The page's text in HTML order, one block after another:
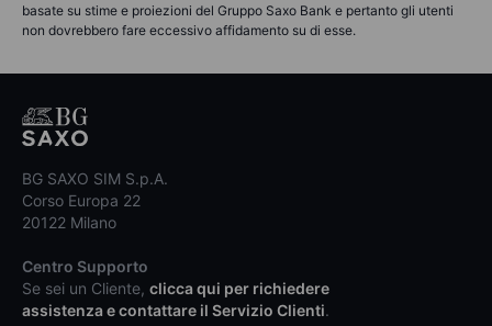
basate su stime e proiezioni del Gruppo Saxo Bank e pertanto gli utenti
non dovrebbero fare eccessivo affidamento su di esse.
BG SAXO SIM S.p.A.
Corso Europa 22
20122 Milano
Centro Supporto
Se sei un Cliente, clicca qui per richiedere
assistenza e contattare il Servizio Clienti.